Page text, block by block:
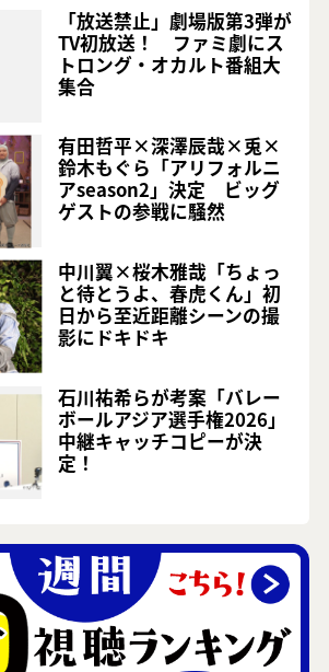
「放送禁止」劇場版第3弾が
TV初放送！ ファミ劇にス
トロング・オカルト番組大
集合
有田哲平×深澤辰哉×兎×
鈴木もぐら「アリフォルニ
アseason2」決定 ビッグ
ゲストの参戦に騒然
中川翼×桜木雅哉「ちょっ
と待とうよ、春虎くん」初
日から至近距離シーンの撮
影にドキドキ
石川祐希らが考案「バレー
ボールアジア選手権2026」
中継キャッチコピーが決
定！